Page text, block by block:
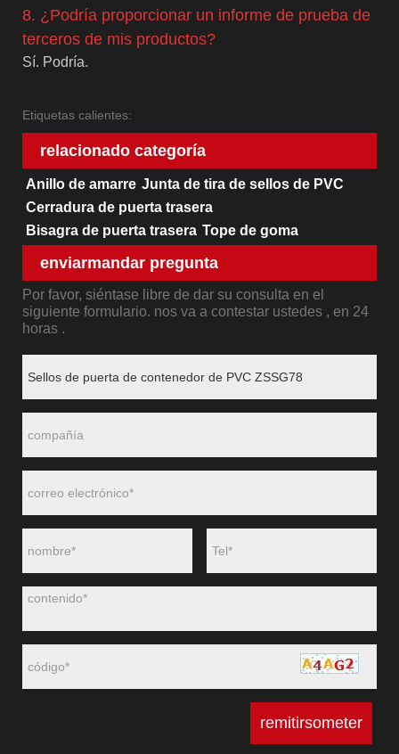
8. ¿Podría proporcionar un informe de prueba de
terceros de mis productos?
Sí. Podría.
Etiquetas calientes:
relacionado categoría
Anillo de amarre Junta de tira de sellos de PVC
Cerradura de puerta trasera
Bisagra de puerta trasera Tope de goma
enviarmandar pregunta
Por favor, siéntase libre de dar su consulta en el
siguiente formulario. nos va a contestar ustedes , en 24
horas .